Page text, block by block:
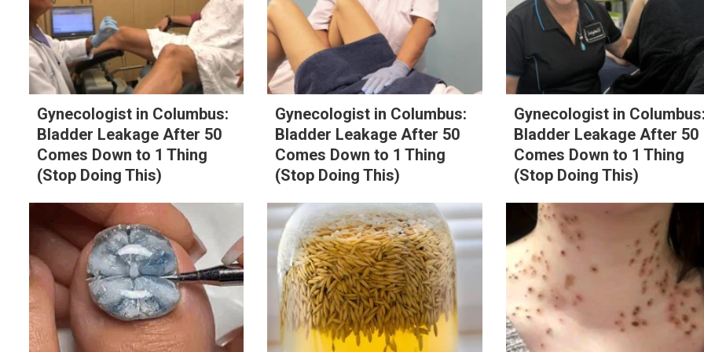
Gynecologist in Columbus:
Bladder Leakage After 50
Comes Down to 1 Thing
(Stop Doing This)
Gynecologist in Columbus:
Bladder Leakage After 50
Comes Down to 1 Thing
(Stop Doing This)
Gynecologist in
Bladder Leakage After 50
Comes Down to 1 Thing
(Stop Doing This)